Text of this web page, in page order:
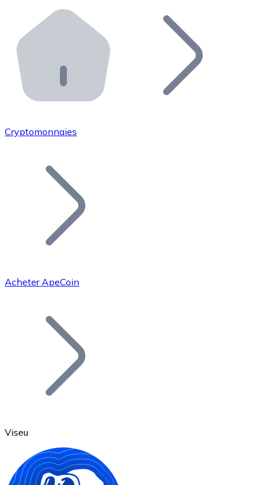
Distributeurs automatiques Bitnovo
Intégrez un ATM Bitnovo dans votre entreprise et
API Bitnovo
Intégrez notre API dans votre écosystème.
Rejoignez notre réseau de distributeurs et
Ajoutez le token de votre projet à notre service
Bitcoin
Cryptomonnaies
Acheter ApeCoin
Viseu